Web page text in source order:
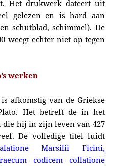
Het drukwerk dateert uit
gelezen en is hard aan
schutblad, schimmel). De
weegt echter niet op tegen
werken
afkomstig van de Griekse
Het betreft de in het
die hij in zijn leven van 427
De volledige titel luidt
Marsilii Ficini,
codicem collatione